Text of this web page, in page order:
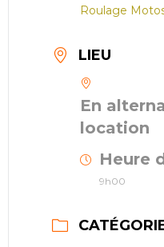
Roulage
LIEU
En
location
Heure
9h00